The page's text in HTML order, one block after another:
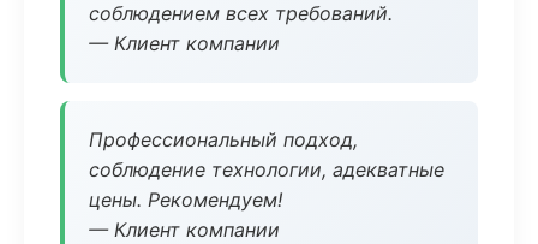
соблюдением всех требований.
— Клиент компании
Профессиональный подход,
соблюдение технологии, адекватные
цены. Рекомендуем!
— Клиент компании